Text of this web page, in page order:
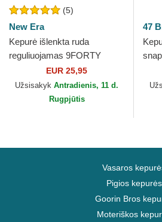
(5)
New Era
Kepurė išlenkta ruda
reguliuojamas 9FORTY
Outline New York Yankees
MLB New Era
EUR 25,95
Užsisakyk Antradienis, 11 d.
Rugpjūtis
47
Vasaros
Pigios kepurės
Goorin Bros
Moteriškos